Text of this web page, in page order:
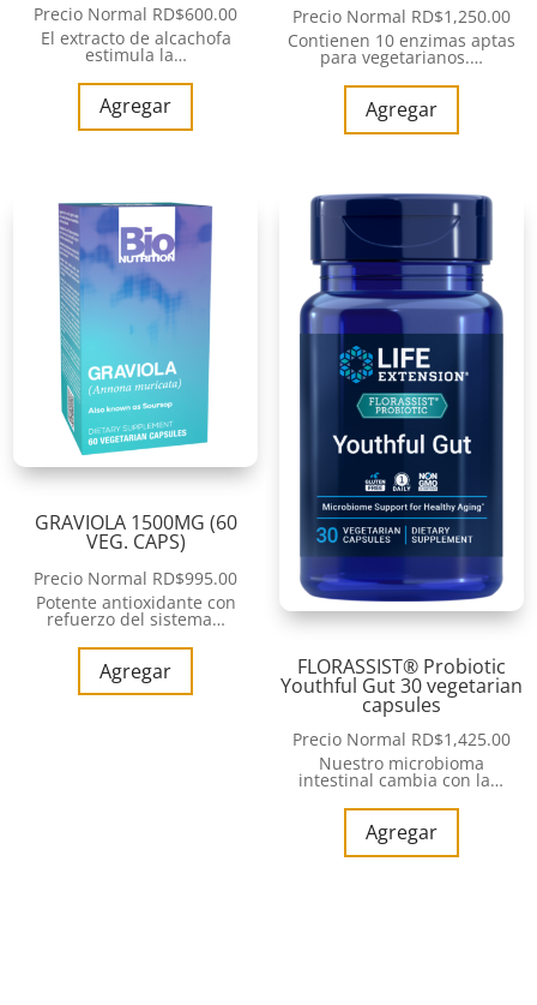
Precio Normal RD$600.00
El extracto de alcachofa
estimula la…
Agregar
Precio Normal RD$1,250.00
Contienen 10 enzimas aptas
para vegetarianos.…
Agregar
GRAVIOLA 1500MG (60
VEG. CAPS)
Precio Normal RD$995.00
Potente antioxidante con
refuerzo del sistema…
Agregar FLORASSIST® Probiotic
Youthful Gut 30 vegetarian
capsules
Precio Normal RD$1,425.00
Nuestro microbioma
intestinal cambia con la…
Agregar